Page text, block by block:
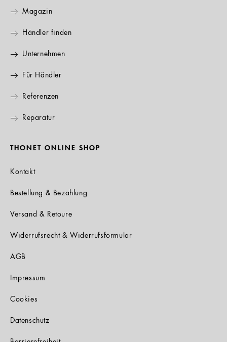
Magazin
Händler finden
Unternehmen
Für Händler
Referenzen
Reparatur
THONET ONLINE SHOP
Kontakt
Bestellung & Bezahlung
Versand & Retoure
Widerrufsrecht & Widerrufsformular
AGB
Impressum
Cookies
Datenschutz